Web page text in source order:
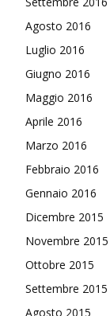
Agosto 2016
Luglio 2016
Giugno 2016
Maggio 2016
Aprile 2016
Marzo 2016
Febbraio 2016
Gennaio 2016
Dicembre 2015
Novembre 2015
Ottobre 2015
Settembre 2015
Agosto 2015